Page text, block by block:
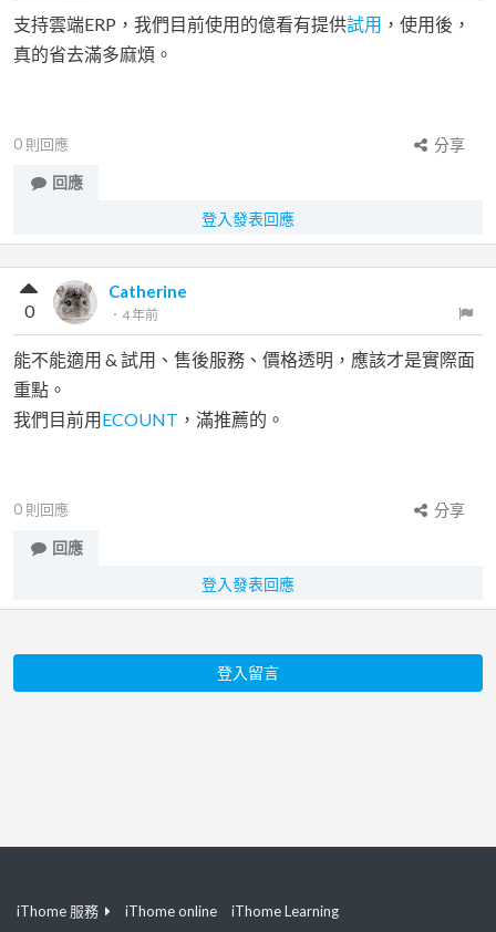
支持雲端ERP，我們目前使用的億看有提供試用 ，使用後，
真的省去滿多麻煩。
0 則回應
分享
回應
登入發表回應
Catherine
． 4 年前
0
能不能適用 & 試用、售後服務、價格透明，應該才是實際面
重點。
我們目前用 ECOUNT ，滿推薦的。
0 則回應
分享
回應
登入發表回應
登入留言
iThome 服務 iThome online iThome Learning